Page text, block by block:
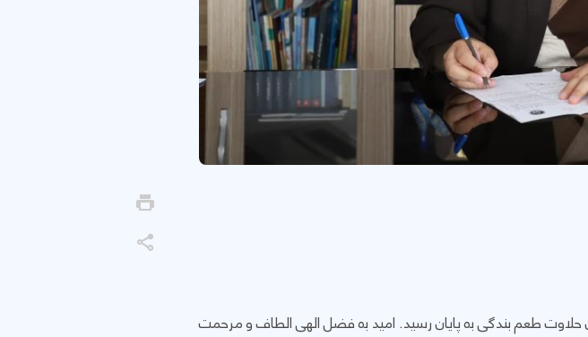
طعم بندگی بە پایان رسید. امید بە فضل الهی الطاف و مرحمت